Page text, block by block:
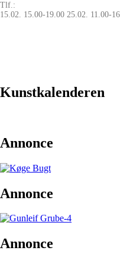
Tlf.:
15.02. 15.00-19.00 25.02. 11.00-
Kunstkalenderen
Annonce
Annonce
Annonce